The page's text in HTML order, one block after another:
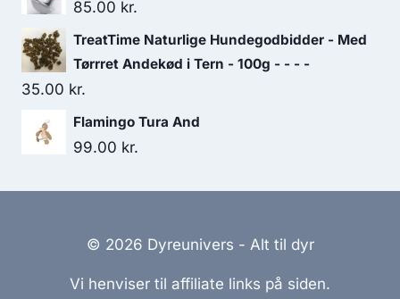
85.00 kr.
TreatTime Naturlige Hundegodbidder - Med
Tørrret Andekød i Tern - 100g - - - -
35.00 kr.
Flamingo Tura And
99.00 kr.
© 2026 Dyreunivers - Alt til dyr
Vi henviser til affiliate links på siden.